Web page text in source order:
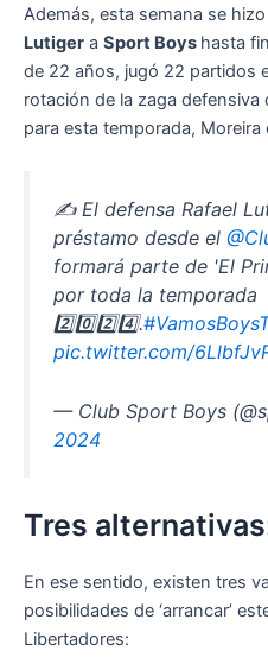
Además, esta semana se
Lutiger a Sport Boys hasta
de 22 años, jugó 22 partidos
rotación de la zaga defensiva
para esta temporada,
✍️ El defensa Rafael
préstamo desde el
formará parte de 'El
por toda la temporada
2️⃣0️⃣2️⃣4️⃣.
pic.twitter.com/
— Club Sport Boys
2024
Tres
En ese sentido, existen tres
posibilidades de ‘arrancar’
Libertadores: